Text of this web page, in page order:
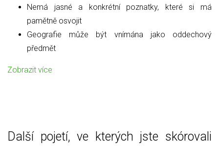
Nemá jasné a konkrétní poznatky, které si má
pamětně osvojit
Geografie může být vnímána jako oddechový
předmět
Zobrazit více
Další pojetí, ve kterých jste skórovali